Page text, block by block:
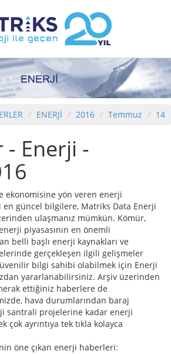
ENERJİ 2016 Temmuz 14
Enerji -
ekonomisine yön veren enerji
en güncel bilgilere, Matriks Data Enerji
ulaşmanız mümkün. Kömür,
piyasasının en önemli
belli başlı enerji kaynakları ve
gerçekleşen ilgili gelişmeler
bilgi sahibi olabilmek için Enerji
yararlanabilirsiniz. Arşiv üzerinden
ettiğiniz haberlere de
hava durumlarından baraj
santrali projelerine kadar enerji
çok ayrıntıya tek tıkla kolayca
öne çıkan enerji haberleri: